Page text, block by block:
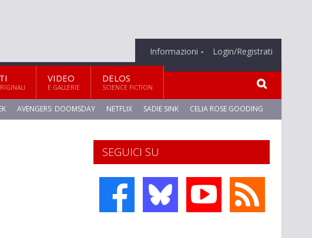
Informazioni Login/Registrati
VIDEO
E GALLERIE
DELOS
SCIENCE FICTION
AVENGERS: DOOMSDAY NETFLIX SADIE SINK CELIA ROSE GOODING
SEGUICI SU